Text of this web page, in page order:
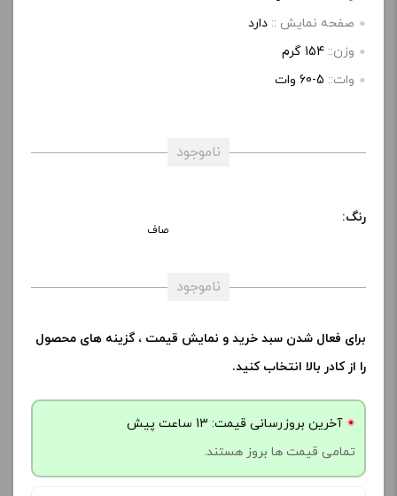
صفحه‌ نمایش :: دارد
وزن:: 154 گرم
وات:: 5-60 وات
ناموجود
رنگ:
صاف
ناموجود
برای فعال شدن سبد خرید و نمایش قیمت ، گزینه های محصول
را از کادر بالا انتخاب کنید.
آخرین بروزرسانی قیمت: 13 ساعت پیش
تمامی قیمت ها بروز هستند.